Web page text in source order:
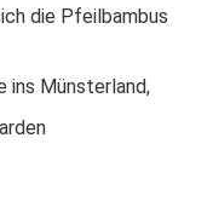
die Pfeilbambus
ins Münsterland,